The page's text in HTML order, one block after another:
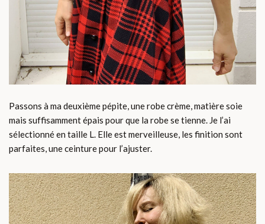
Passons à ma deuxième pépite, une robe crème, matière soie
mais suffisamment épais pour que la robe se tienne. Je l’ai
sélectionné en taille L. Elle est merveilleuse, les finition sont
parfaites, une ceinture pour l’ajuster.